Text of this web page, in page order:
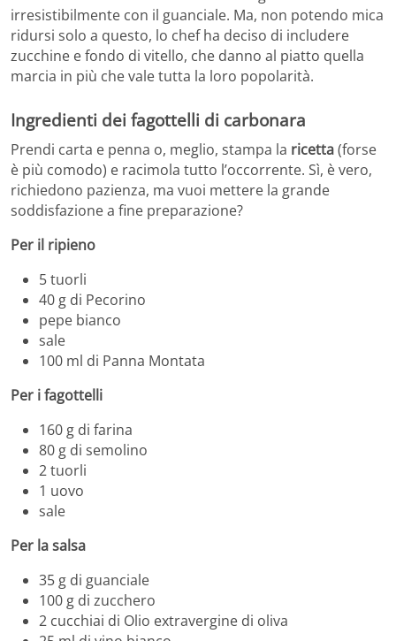
irresistibilmente con il guanciale. Ma, non potendo mica
ridursi solo a questo, lo chef ha deciso di includere
zucchine e fondo di vitello, che danno al piatto quella
marcia in più che vale tutta la loro popolarità.
Ingredienti dei fagottelli di carbonara
Prendi carta e penna o, meglio, stampa la ricetta(forse
è più comodo) e racimola tutto l’occorrente. Sì, è vero,
richiedono pazienza, ma vuoi mettere la grande
soddisfazione a fine preparazione?
Per il ripieno
5 tuorli
40 g di Pecorino
pepe bianco
sale
100 ml di Panna Montata
Per i fagottelli
160 g di farina
80 g di semolino
2 tuorli
1 uovo
sale
Per la salsa
35 g di guanciale
100 g di zucchero
2 cucchiai di Olio extravergine di oliva